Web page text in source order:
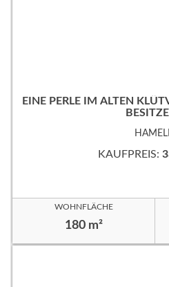
EINE PERLE IM ALTEN
KAUFPREIS:
WOHNFLÄCHE
180 m²